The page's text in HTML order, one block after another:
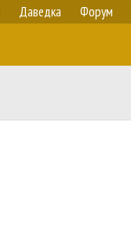
Даведка Форум